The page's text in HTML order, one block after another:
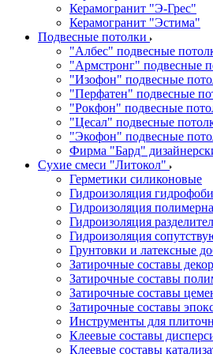
Керамогранит "Э-Грес"
Керамогранит "Эстима"
Подвесные потолки
"Албес" подвесные
"Армстронг" подвесные
"Изофон" подвесные
"Перфатен" подвесные
"Рокфон" подвесные
"Цесал" подвесные
"Экофон" подвесные
Фирма "Бард"
Сухие смеси "Литокол"
Герметики силиконовые
Гидроизоляция
Гидроизоляция
Гидроизоляция
Гидроизоляция
Грунтовки и латексные
Затирочные составы
Затирочные составы
Затирочные составы
Затирочные составы
Инструменты для
Клеевые составы
Клеевые составы